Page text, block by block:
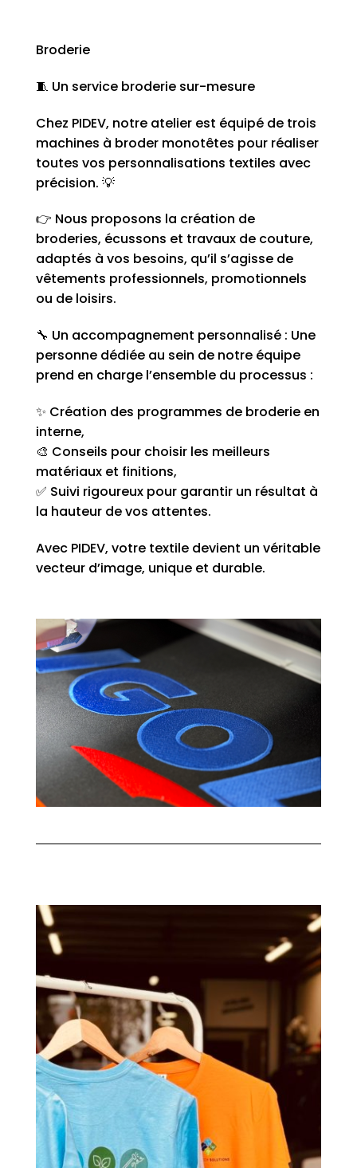
Broderie
🧵 Un service broderie sur-mesure
Chez PIDEV, notre atelier est équipé de trois
machines à broder monotêtes pour réaliser
toutes vos personnalisations textiles avec
précision. 💡
👉 Nous proposons la création de
broderies, écussons et travaux de couture,
adaptés à vos besoins, qu’il s’agisse de
vêtements professionnels, promotionnels
ou de loisirs.
🔧 Un accompagnement personnalisé : Une
personne dédiée au sein de notre équipe
prend en charge l’ensemble du processus :
✨ Création des programmes de broderie en
interne,
🎨 Conseils pour choisir les meilleurs
matériaux et finitions,
✅ Suivi rigoureux pour garantir un résultat à
la hauteur de vos attentes.
Avec PIDEV, votre textile devient un véritable
vecteur d’image, unique et durable.